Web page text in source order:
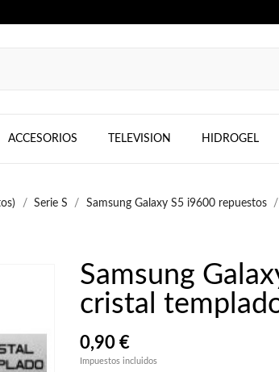
ACCESORIOS TELEVISION HIDROGEL
Serie S Samsung Galaxy S5 i9600 repuestos
Samsung
cristal
0,90 €
Impuestos incluidos